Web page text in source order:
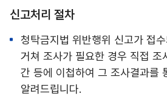
신고처리 절차
청탁금지법 위반행위 신고가 접
거쳐 조사가 필요한 경우 직접 조
간 등에 이첩하여 그 조사결과를
알려드립니다.